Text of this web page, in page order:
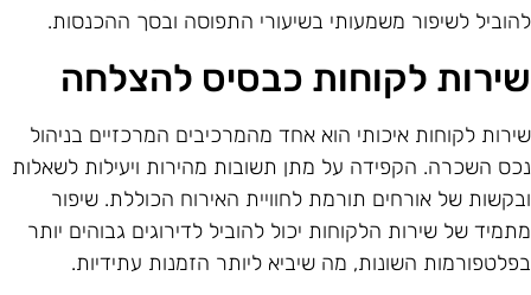
לשיפור משמעותי בשיעורי התפוסה ובסך ההכנסות.
לקוחות כבסיס להצלחה
לקוחות איכותי הוא אחד מהמרכיבים המרכזיים בניהול
השכרה. הקפידה על מתן תשובות מהירות ויעילות לשאלות
של אורחים תורמת לחוויית האירוח הכוללת. שיפור
של שירות הלקוחות יכול להוביל לדירוגים גבוהים יותר
השונות, מה שיביא ליותר הזמנות עתידיות.